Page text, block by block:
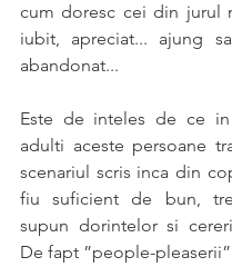
cum doresc cei din jurul
iubit, apreciat... ajung
abandonat...
Este de inteles de ce
adulti aceste persoane
scenariul scris inca din
fiu suficient de bun,
supun dorintelor si
De fapt ”people-